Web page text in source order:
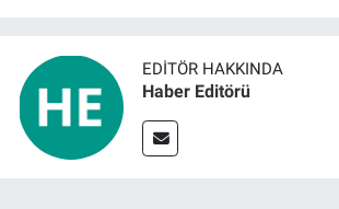
EDITÖR HAKKINDA
Haber Editörü